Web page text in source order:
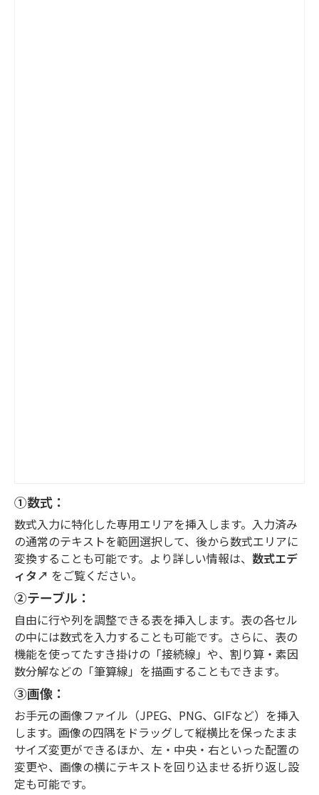
①数式：
数式入力に特化した専用エリアを挿入します。入力済み
の通常のテキストを範囲選択して、後から数式エリアに
変換することも可能です。より詳しい情報は、 数式エデ
ィタ↗︎ をご覧ください。
②テーブル：
自由に行や列を調整できる表を挿入します。表の各セル
の中には数式を入力することも可能です。さらに、表の
機能を使ってたすき掛けの「接続線」や、割り算・素因
数分解などの「筆算線」を描画することもできます。
③画像：
お手元の画像ファイル（JPEG、PNG、GIFなど）を挿入
します。画像の四隅をドラッグして縦横比を保ったまま
サイズ変更ができるほか、左・中央・右といった配置の
変更や、画像の横にテキストを回り込ませる折り返し設
定も可能です。